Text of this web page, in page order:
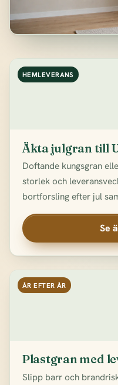
HEMLEVERANS
Äkta julgran till
Doftande kungsgran
storlek och
bortforsling efter jul
Se
ÅR EFTER ÅR
Plastgran med
Slipp barr och